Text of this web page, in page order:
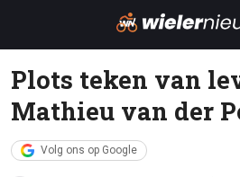
Plots teken van
Mathieu van der
Volg ons op Google